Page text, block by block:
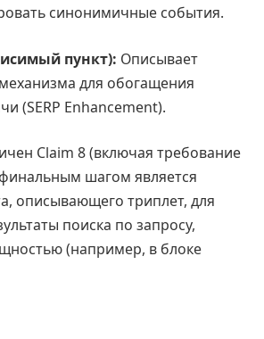
синонимичные события.
пункт): Описывает
для обогащения
(SERP Enhancement).
Claim 8 (включая требование
шагом является
описывающего триплет, для
поиска по запросу,
(например, в блоке